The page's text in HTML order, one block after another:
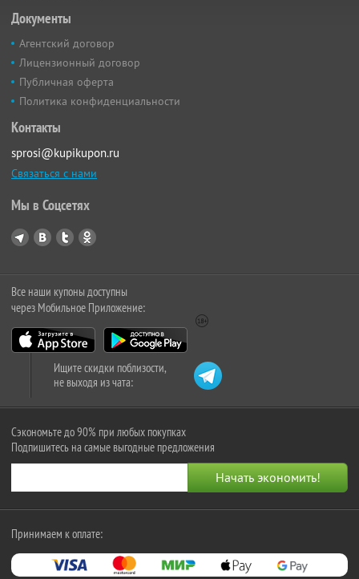
Документы
Агентский договор
Лицензионный договор
Публичная оферта
Политика конфиденциальности
Контакты
sprosi@kupikupon.ru
Связаться с нами
Мы в Соцсетях
Все наши купоны доступны
через Мобильное Приложение:
Ищите скидки поблизости,
не выходя из чата:
Сэкономьте до 90% при любых покупках
Подпишитесь на самые выгодные предложения
Принимаем к оплате: